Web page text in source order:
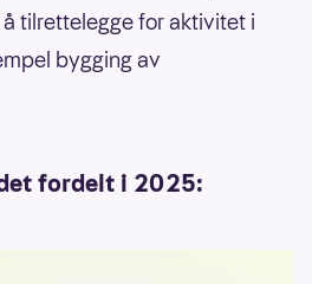
tilrettelegge for aktivitet i
bygging av
fordelt i 2025: